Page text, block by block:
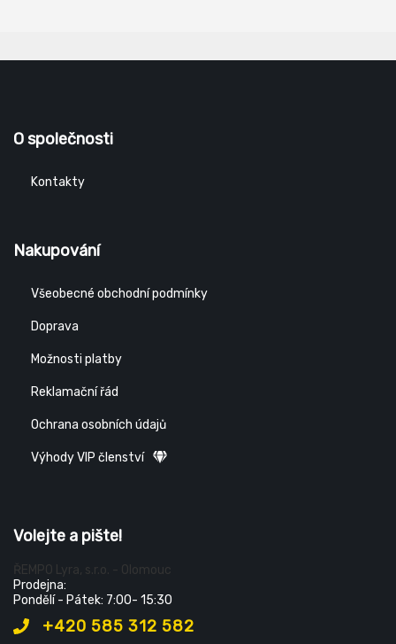
O společnosti
Kontakty
Nakupování
Všeobecné obchodní podmínky
Doprava
Možnosti platby
Reklamační řád
Ochrana osobních údajů
Výhody VIP členství
Volejte a pište!
ŘEMPO Lyra, s.r.o. - Olomouc
Prodejna:
Pondělí - Pátek: 7:00- 15:30
+420 585 312 582